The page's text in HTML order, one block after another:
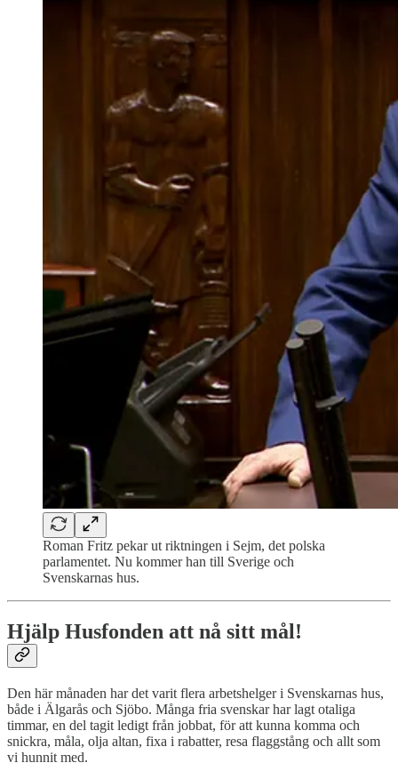
Roman Fritz pekar ut riktningen i Sejm, det polska
parlamentet. Nu kommer han till Sverige och
Svenskarnas hus.
Hjälp Husfonden att nå sitt mål!
Den här månaden har det varit flera arbetshelger i Svenskarnas hus,
både i Älgarås och Sjöbo. Många fria svenskar har lagt otaliga
timmar, en del tagit ledigt från jobbat, för att kunna komma och
snickra, måla, olja altan, fixa i rabatter, resa flaggstång och allt som
vi hunnit med.